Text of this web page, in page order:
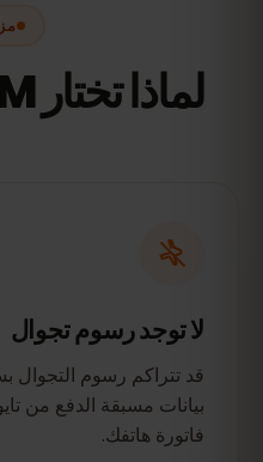
لماذا تختار eSIM لرحلتك؟
لا توجد رسوم تجوال
قد تتراكم رسوم
بيانات مسبقة الدفع من
فاتورة هاتفك.